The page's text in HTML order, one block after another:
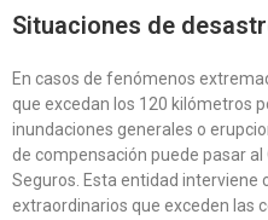
Situaciones de
En casos de fenómenos
que excedan los 120 kilómetros
inundaciones generales o
de compensación puede pasar
Seguros. Esta entidad interviene
extraordinarios que exceden las